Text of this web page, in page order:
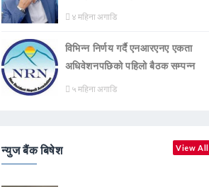
४ महिना अगाडि
विभिन्न निर्णय गर्दै एनआरएनए एकता
अधिवेशनपछिको पहिलो बैठक सम्पन्न
५ महिना अगाडि
न्युज बैंक बिषेश View All